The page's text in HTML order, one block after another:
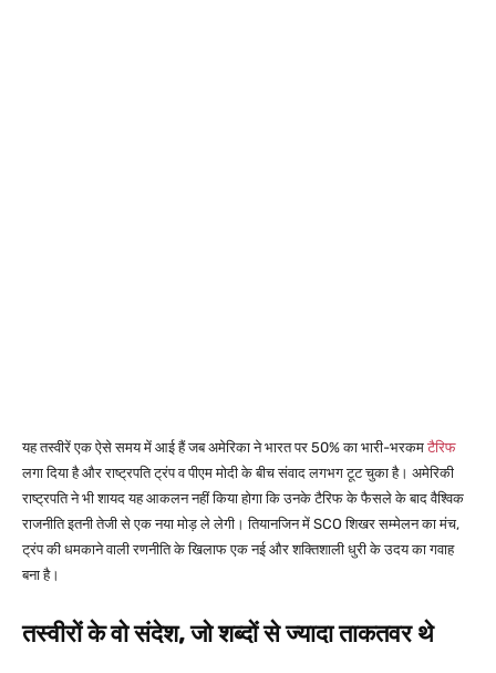
यह तस्वीरें एक ऐसे समय में आई हैं जब अमेरिका ने भारत पर 50% का भारी-भरकमटैरिफ
लगा दिया है और राष्ट्रपति ट्रंप व पीएम मोदी के बीच संवाद लगभग टूट चुका है। अमेरिकी
राष्ट्रपति ने भी शायद यह आकलन नहीं किया होगा कि उनके टैरिफ के फैसले के बाद वैश्विक
राजनीति इतनी तेजी से एक नया मोड़ ले लेगी। तियानजिन में SCO शिखर सम्मेलन का मंच,
ट्रंप की धमकाने वाली रणनीति के खिलाफ एक नई और शक्तिशाली धुरी के उदय का गवाह
बना है।
तस्वीरों के वो संदेश, जो शब्दों से ज्यादा ताकतवर थे